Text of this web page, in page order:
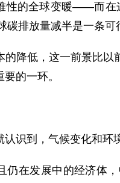
性的全球变暖——而在
碳排放量减半是一条可
的降低，这一前景比
的一环。
识到，气候变化和环
仍在发展中的经济体